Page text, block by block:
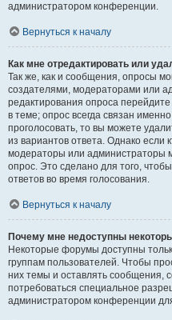
администратором конференции.
Вернуться к началу
Как мне отредактировать или
Так же, как и сообщения, опросы
создателями, модераторами или
редактирования опроса
в теме; опрос всегда связан
проголосовать, то вы можете
из вариантов ответа. Однако если
модераторы или администраторы
опрос. Это сделано для того,
ответов во время голосования.
Вернуться к началу
Почему мне недоступны
Некоторые форумы доступны
группам пользователей. Чтобы
них темы и оставлять сообщения,
потребоваться специальное
администратором конференции